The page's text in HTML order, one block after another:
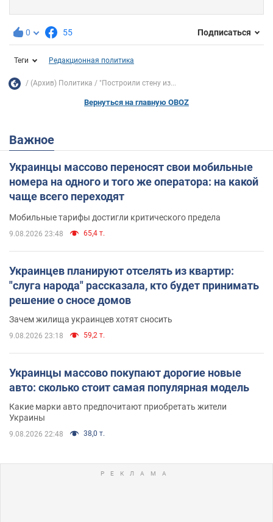
0 55 Подписаться
Теги Редакционная политика
(Архив) Политика "Построили стену из...
Вернуться на главную OBOZ
Важное
Украинцы массово переносят свои мобильные
номера на одного и того же оператора: на какой
чаще всего переходят
Мобильные тарифы достигли критического предела
9.08.2026 23:48 65,4 т.
Украинцев планируют отселять из квартир:
"слуга народа" рассказала, кто будет принимать
решение о сносе домов
Зачем жилища украинцев хотят сносить
9.08.2026 23:18 59,2 т.
Украинцы массово покупают дорогие новые
авто: сколько стоит самая популярная модель
Какие марки авто предпочитают приобретать жители
Украины
9.08.2026 22:48 38,0 т.